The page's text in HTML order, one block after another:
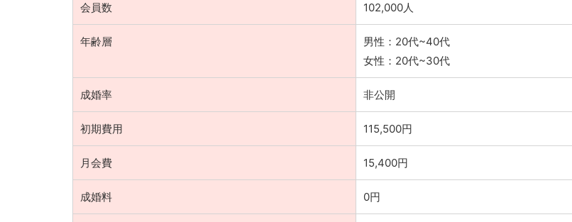
会員数 102,000人
年齢層
男性：20代~40代
女性：20代~30代
成婚率 非公開
初期費用 115,500円
月会費 15,400円
成婚料 0円